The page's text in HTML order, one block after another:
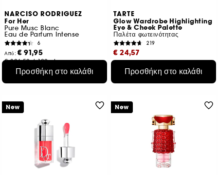
NARCISO RODRIGUEZ
For Her
Pure Musc Blanc
Eau de Parfum Intense
6
Από:€ 91,95
€ 306,50 /100ml
3 μεγέθηΠροσθήκη στο καλάθι
TARTE
Glow Wardrobe Highlighting
Eye & Cheek Palette
Παλέτα φωτεινότητας
219
€ 24,57
Αρχική τιμή : € 40,95
€ 383,91 /100g
Προσθήκη στο καλάθι
New New